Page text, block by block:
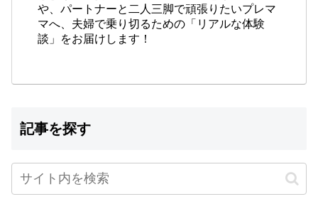
や、パートナーと二人三脚で頑張りたいプレマ
マへ、夫婦で乗り切るための「リアルな体験
談」をお届けします！
記事を探す